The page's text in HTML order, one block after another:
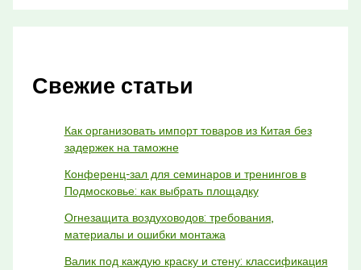
Свежие статьи
Как организовать импорт товаров из Китая без
задержек на таможне
Конференц-зал для семинаров и тренингов в
Подмосковье: как выбрать площадку
Огнезащита воздуховодов: требования,
материалы и ошибки монтажа
Валик под каждую краску и стену: классификация